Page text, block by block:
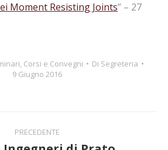
Moment Resisting Joints” – 27
Corsi e Convegni Di Segreteria
9 Giugno 2016
PRECEDENTE